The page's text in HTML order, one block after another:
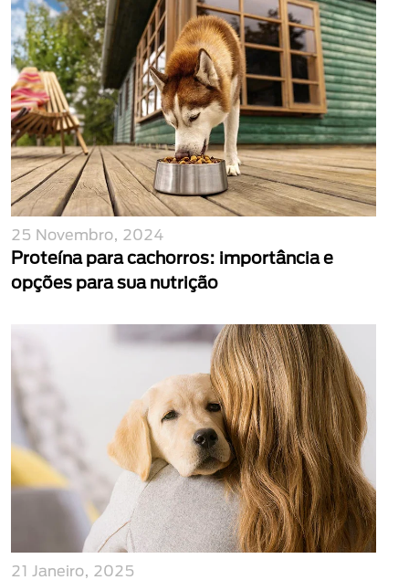
25 Novembro, 2024
Proteína para cachorros: importância e
opções para sua nutrição
21 Janeiro, 2025